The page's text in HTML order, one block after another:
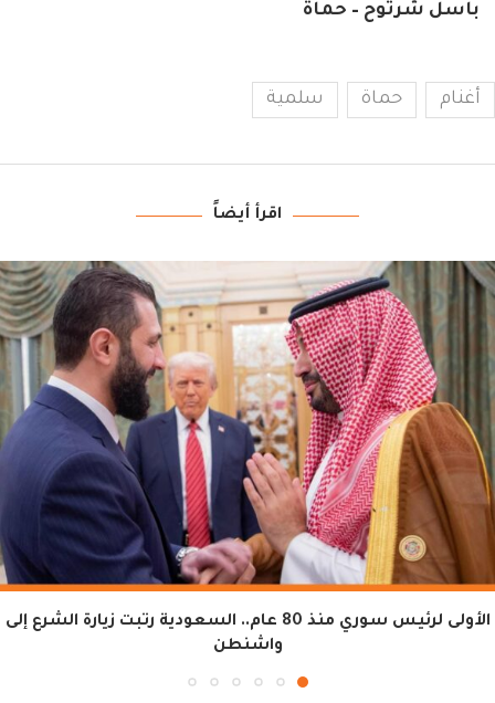
باسل شرتوح – حماة
أغنام حماة سلمية
اقرأ أيضاً
الأولى لرئيس سوري منذ 80 عام.. السعودية رتبت زيارة الشرع إلى
واشنطن